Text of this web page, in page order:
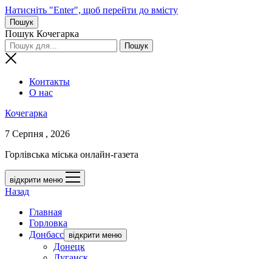
Натисніть "Enter", щоб перейти до вмісту
Пошук
Пошук Кочегарка
Контакты
О нас
Кочегарка
7 Серпня , 2026
Горлівська міська онлайн-газета
відкрити меню
Назад
Главная
Горловка
Донбасс відкрити меню
Донецк